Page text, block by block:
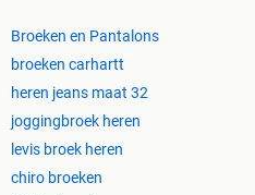
Broeken en Pantalons
broeken carhartt
heren jeans maat 32
joggingbroek heren
levis broek heren
chiro broeken